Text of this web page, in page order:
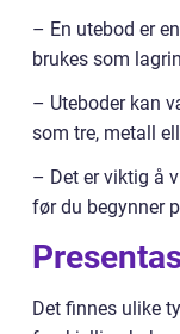
– En utebod er
brukes som
– Uteboder kan
som tre, metall
– Det er viktig å
før du begynner
Det finnes ulike